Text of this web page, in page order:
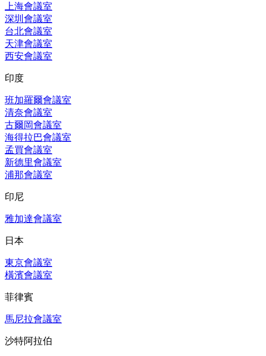
上海會議室
深圳會議室
台北會議室
天津會議室
西安會議室
印度
班加羅爾會議室
清奈會議室
古爾岡會議室
海得拉巴會議室
孟買會議室
新德里會議室
浦那會議室
印尼
雅加達會議室
日本
東京會議室
橫濱會議室
菲律賓
馬尼拉會議室
沙特阿拉伯